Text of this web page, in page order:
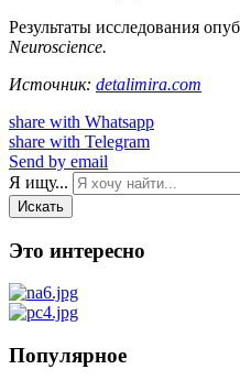
Результаты исследования
Neuroscience.
Источник: detalimira.com
share with Whatsapp
share with Telegram
Send by email
Я ищу...
Искать
Это интересно
Популярное